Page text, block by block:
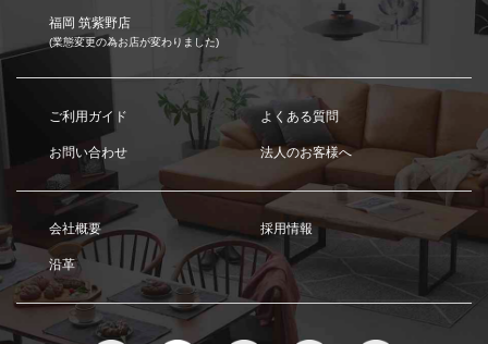
福岡 筑紫野店
(業態変更の為お店が変わりました)
ご利用ガイド よくある質問
お問い合わせ 法人のお客様へ
会社概要 採用情報
沿革